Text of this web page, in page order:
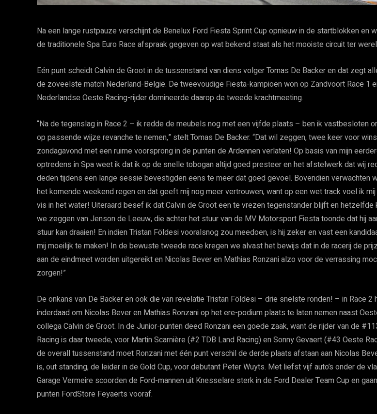
Na een lange rustpauze verschijnt de Benelux Ford Fiesta Sprint Cup opnieuw in de startblokken en
de traditionele Spa Euro Race afspraak gegeven op wat bekend staat als het mooiste circuit ter
Eén punt scheidt Calvin de Groot in de tussenstand van diens volger Tomas De Backer en dat zegt
de zoveelste match Nederland-België. De tweevoudige Fiesta-kampioen won op Zandvoort Race 1
Nederlandse Oeste Racing-rijder domineerde daarop de tweede krachtmeeting.
“Na de tegenslag in Race 2 – ik redde de meubels nog met een vijfde plaats – ben ik vastbesloten
op passende wijze revanche te nemen,” stelt Tomas De Backer. “Dat wil zeggen, twee keer voor
zondagavond met een ruime voorsprong in de punten de Ardennen verlaten! Op basis van mijn
optredens in Spa weet ik dat ik op de snelle tobogan altijd goed presteer en het afstelwerk dat wij
deden tijdens een lange sessie bevestigden eens te meer dat goed gevoel. Bovendien verwachten
het komende weekend regen en dat geeft mij nog meer vertrouwen, want op een wet track voel ik
vis in het water! Uiteraard besef ik dat Calvin de Groot een te vrezen tegenstander blijft en hetzelfde
we zeggen van Jenson de Leeuw, die achter het stuur van de MV Motorsport Fiesta toonde dat hij
stuur kan draaien! En indien Tristan Földesi vooralsnog zou meedoen, is hij zeker en vast een
mij moeilijk te maken! In de bewuste tweede race kregen we alvast het bewijs dat in de racerij de
aan de eindmeet worden uitgereikt en Nicolas Bever en Mathias Ronzani alzo voor de verrassing
zorgen!”
De onkans van De Backer en ook die van revelatie Tristan Földesi – drie snelste ronden! – in Race 2
inderdaad om Nicolas Bever en Mathias Ronzani op het ere-podium plaats te laten nemen naast
collega Calvin de Groot. In de Junior-punten deed Ronzani een goede zaak, want de rijder van de
Racing is daar tweede, voor Martin Scarnière (#2 TDB Land Racing) en Sonny Gevaert (#43 Oeste
de overall tussenstand moet Ronzani met één punt verschil de derde plaats afstaan aan Nicolas
is, out standing, de leider in de Gold Cup, voor debutant Peter Wuyts. Met liefst vijf auto’s onder de
Garage Vermeire scoorden de Ford-mannen uit Knesselare sterk in de Ford Dealer Team Cup en
punten FordStore Feyaerts vooraf.